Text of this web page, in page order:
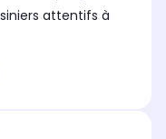
attentifs à